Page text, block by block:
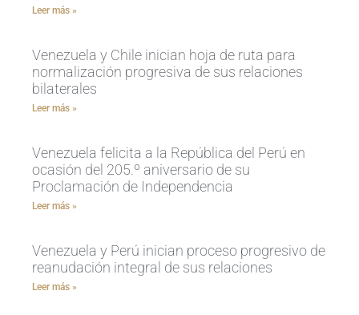
Leer más »
Venezuela y Chile inician hoja de ruta para
normalización progresiva de sus relaciones
bilaterales
Leer más »
Venezuela felicita a la República del Perú en
ocasión del 205.º aniversario de su
Proclamación de Independencia
Leer más »
Venezuela y Perú inician proceso progresivo de
reanudación integral de sus relaciones
Leer más »